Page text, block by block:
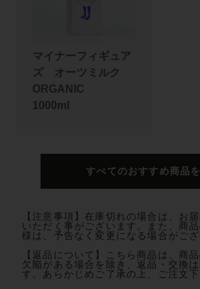
マイナーフィギュア
ズ オーツミルク
ORGANIC
1000ml
すべてのおすすめ商品
【注意事項】在庫切れの場合は、お
いただく事がございます。また、商品
様は、予告なく変更になる場合がござ
【返品について】こちら商品は、商
欠陥がある場合を除き、返品・交換
す。あらかじめご了承の上、ご注文下